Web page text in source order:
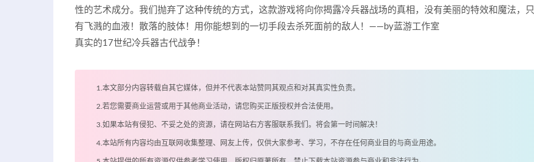
性的艺术成分。我们抛弃了这种传统的方式，这款游戏将向你揭露冷兵器战场的真相，没有美丽的特效和魔法，只
有飞溅的血液！散落的肢体！用你能想到的一切手段去杀死面前的敌人！——by蓝游工作室
真实的17世纪冷兵器古代战争！
1.本文部分内容转载自其它媒体，但并不代表本站赞同其观点和对其真实性负责。
2.若您需要商业运营或用于其他商业活动，请您购买正版授权并合法使用。
3.如果本站有侵犯、不妥之处的资源，请在网站右方客服联系我们。将会第一时间解决！
4.本站所有内容均由互联网收集整理、网友上传，仅供大家参考、学习，不存在任何商业目的与商业用途。